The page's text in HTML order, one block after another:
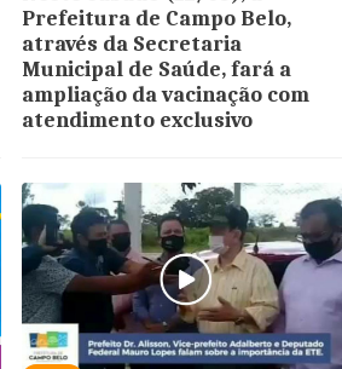
Prefeitura de Campo Belo,
através da Secretaria
Municipal de Saúde, fará a
ampliação da vacinação com
atendimento exclusivo